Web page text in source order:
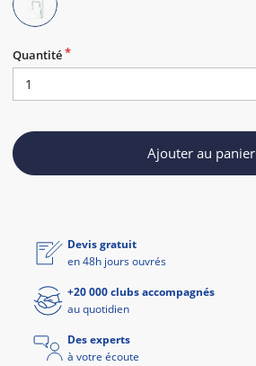
Quantité
Ajouter au panier
Devis gratuit
en 48h jours ouvrés
+20 000 clubs accompagnés
au quotidien
Des experts
à votre écoute